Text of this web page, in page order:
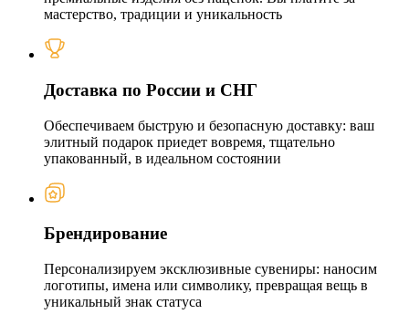
мастерство, традиции и уникальность
Доставка по России и СНГ
Обеспечиваем быструю и безопасную доставку: ваш
элитный подарок приедет вовремя, тщательно
упакованный, в идеальном состоянии
Брендирование
Персонализируем эксклюзивные сувениры: наносим
логотипы, имена или символику, превращая вещь в
уникальный знак статуса